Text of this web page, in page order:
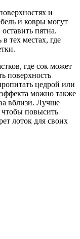
и
и ковры могут
пятна.
тех местах, где
где сок может
поверхность
цедрой или
эффекта можно также
вблизи. Лучше
чтобы повысить
лоток для своих